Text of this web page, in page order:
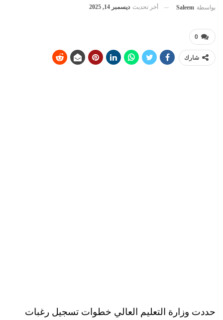
بواسطة Saleem أخر تحديث ديسمبر 14, 2025
0
شارك
حددت وزارة التعليم العالي خطوات تسجيل رغبات